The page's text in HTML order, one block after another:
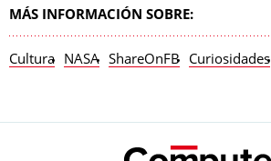
MÁS INFORMACIÓN SOBRE:
Cultura NASA ShareOnFB Curiosidades